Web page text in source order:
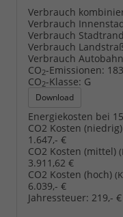
Verbrauch
Verbrauch
Verbrauch
Verbrauch
Verbrauch
CO2-Emissionen:
CO2-Klasse: G
Download
Energiekosten bei
CO2 Kosten (niedrig)
1.647,- €
CO2 Kosten (mittel)
3.911,62 €
CO2 Kosten (hoch)
6.039,- €
Jahressteuer: 219,- €